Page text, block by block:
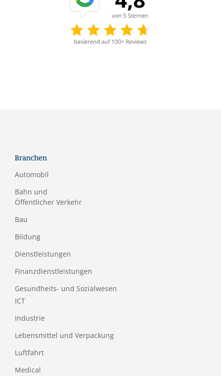
Branchen
Automobil
Bahn und
Öffentlicher Verkehr
Bau
Bildung
Dienstleistungen
Finanzdienstleistungen
Gesundheits- und Sozialwesen
ICT
Industrie
Lebensmittel und Verpackung
Luftfahrt
Medical